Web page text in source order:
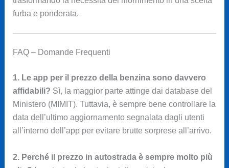
furba e ponderata.
FAQ – Domande Frequenti
1. Le app per il prezzo della benzina sono davvero
affidabili? Sì, la maggior parte attinge dai database del
Ministero (MIMIT). Tuttavia, è sempre bene controllare la
data dell’ultimo aggiornamento segnalata dagli utenti
all’interno dell’app per evitare brutte sorprese all’arrivo.
2. Perché il prezzo in autostrada è sempre molto più